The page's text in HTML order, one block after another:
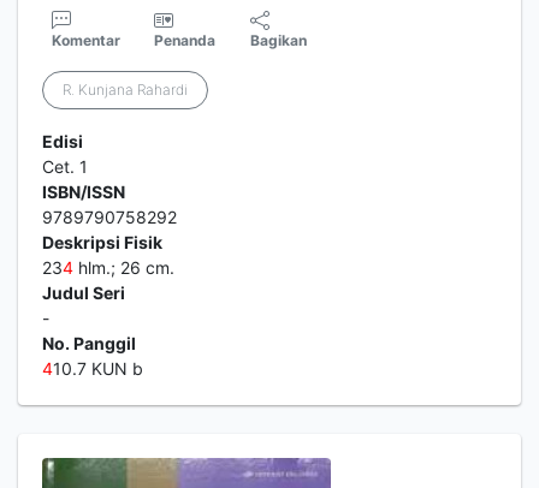
Komentar Penanda Bagikan
R. Kunjana Rahardi
Edisi
Cet. 1
ISBN/ISSN
9789790758292
Deskripsi Fisik
234 hlm.; 26 cm.
Judul Seri
-
No. Panggil
410.7 KUN b